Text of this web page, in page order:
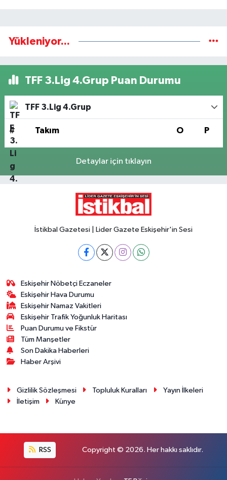
Yükleniyor...
TFF 3.Lig 4.Grup Puan Durumu
TFF 3.Lig 4.Grup
# Takım O P
Detaylar için tıklayın
İstikbal Gazetesi | Lider Gazete Eskişehir'in Sesi
Eskişehir Nöbetçi Eczaneler
Eskişehir Hava Durumu
Eskişehir Namaz Vakitleri
Eskişehir Trafik Yoğunluk Haritası
Puan Durumu ve Fikstür
Tüm Manşetler
Son Dakika Haberleri
Haber Arşivi
Gizlilik Sözleşmesi Topluluk Kuralları
Yayın İlkeleri
İletişim
Künye
RSS Copyright © 2026. Her hakkı saklıdır.